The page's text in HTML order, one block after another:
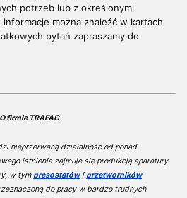
potrzeb lub z określonymi
informacje można znaleźć w kartach
pytań zapraszamy do
O firmie TRAFAG
nieprzerwaną działalność od ponad
istnienia zajmuje się produkcją aparatury
w tympresostatówiprzetworników
do pracy w bardzo trudnych